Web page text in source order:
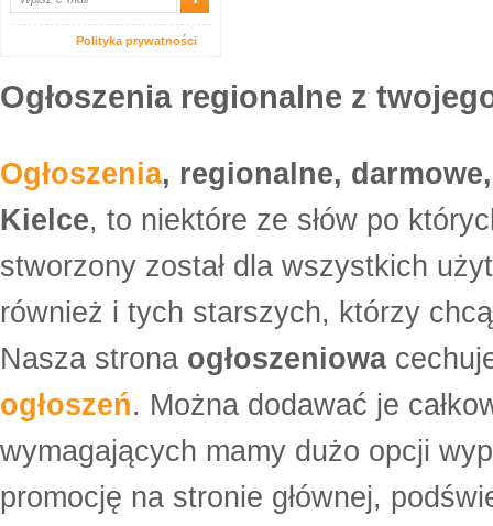
Polityka prywatności
Ogłoszenia regionalne z
Ogłoszenia, regionalne,
Kielce, to niektóre ze słów po
stworzony został dla wszystkich
również i tych starszych, którzy
Nasza strona ogłoszeniowa
ogłoszeń. Można dodawać je
wymagających mamy dużo opcji
promocję na stronie głównej,